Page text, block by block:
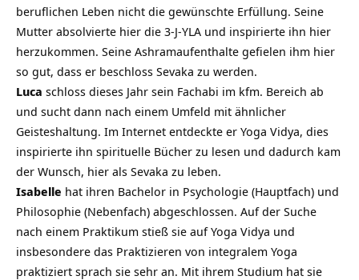
beruflichen Leben nicht die gewünschte Erfüllung. Seine
Mutter absolvierte hier die 3-J-YLA und inspirierte ihn hier
herzukommen. Seine Ashramaufenthalte gefielen ihm hier
so gut, dass er beschloss Sevaka zu werden.
Luca schloss dieses Jahr sein Fachabi im kfm. Bereich ab
und sucht dann nach einem Umfeld mit ähnlicher
Geisteshaltung. Im Internet entdeckte er Yoga Vidya, dies
inspirierte ihn spirituelle Bücher zu lesen und dadurch kam
der Wunsch, hier als Sevaka zu leben.
Isabelle hat ihren Bachelor in Psychologie (Hauptfach) und
Philosophie (Nebenfach) abgeschlossen. Auf der Suche
nach einem Praktikum stieß sie auf Yoga Vidya und
insbesondere das Praktizieren von integralem Yoga
praktiziert sprach sie sehr an. Mit ihrem Studium hat sie